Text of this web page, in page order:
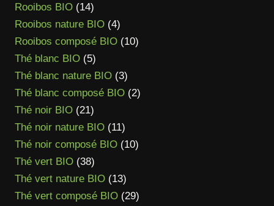
produit
Rooibos BIO 1414
produits
Rooibos nature BIO 44
produits
Rooibos composé BIO 1010
Thé blanc BIO 55
produits
Thé blanc nature BIO 33
produits
Thé blanc composé BIO 22
Thé noir BIO 2121
produits
Thé noir nature BIO 1111
produits
Thé noir composé BIO 1010
Thé vert BIO 3838
produits
Thé vert nature BIO 1313
produits
Thé vert composé BIO 2929